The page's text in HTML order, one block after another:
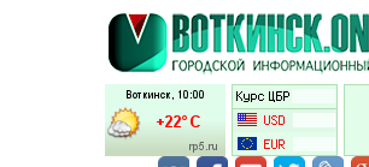
Перейти к основному содержанию